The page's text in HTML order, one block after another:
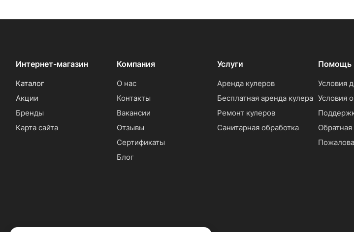
Интернет-магазин
Каталог
Акции
Бренды
Карта сайта
Компания
О нас
Контакты
Вакансии
Отзывы
Сертификаты
Блог
Услуги
Аренда кулеров
Бесплатная аренда кулера
Ремонт кулеров
Санитарная обработка
Помощь
Условия
Условия
Обратная